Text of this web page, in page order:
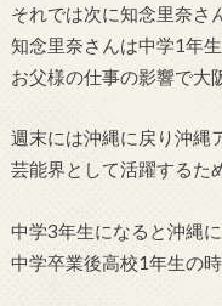
それでは次に知念里奈さ
知念里奈さんは中学1年
お父様の仕事の影響で大
週末には沖縄に戻り沖縄
芸能界として活躍するた
中学3年生になると沖縄
中学卒業後高校1年生の